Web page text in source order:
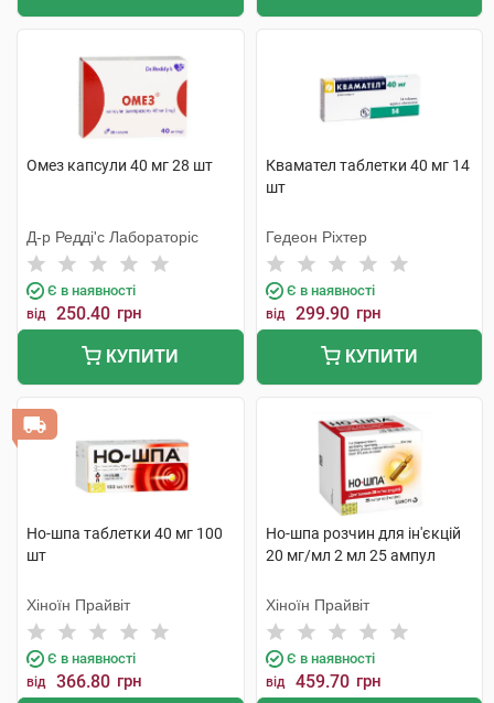
Омез капсули 40 мг 28 шт
Д-р Редді'с Лабораторіс
Є в наявності
від 250.40 грн
КУПИТИ
Квамател таблетки 40 мг 14
шт
Гедеон Ріхтер
Є в наявності
від 299.90 грн
КУПИТИ
Но-шпа таблетки 40 мг 100
шт
Хіноїн Прайвіт
Є в наявності
від 366.80 грн
Но-шпа розчин для ін'єкцій
20 мг/мл 2 мл 25 ампул
Хіноїн Прайвіт
Є в наявності
від 459.70 грн